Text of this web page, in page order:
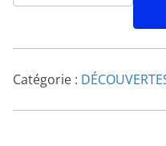
Catégorie :